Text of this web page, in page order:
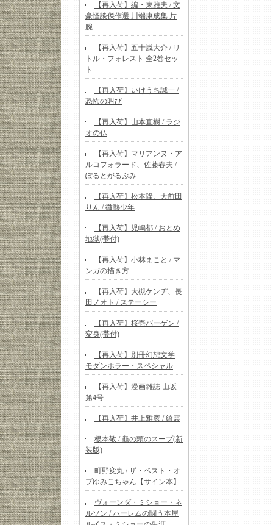
【再入荷】編・東雅夫 / 文
豪怪談傑作選 川端康成集 片
腕
【再入荷】五十嵐大介 / リ
トル・フォレスト 全2巻セッ
ト
【再入荷】いけうち誠一 /
恐怖の叫び
【再入荷】山本直樹 / ラジ
オの仏
【再入荷】マリアンヌ・ア
ルコフォラード、佐藤春夫 /
ぽるとがるぶみ
【再入荷】松本隆、大前田
りん / 微熱少年
【再入荷】児嶋都 / おとめ
地獄(帯付)
【再入荷】小林まこと / マ
ンガの描き方
【再入荷】大槻ケンヂ、長
田ノオト / ステーシー
【再入荷】桜壱バーゲン /
変身(帯付)
【再入荷】別冊幻想文学
モダンホラー・スペシャル
【再入荷】漫画雑誌 山坂
第4号
【再入荷】井上雅彦 / 綺霊
根本敬 / 龜の頭のスープ(新
装版)
町野変丸 / ザ・ベスト・オ
ブゆみこちゃん【サイン本】
ヴォーンダ・ミショー・ネ
ルソン / ハーレムの闘う本屋